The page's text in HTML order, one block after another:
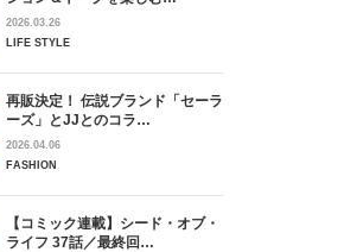
2026.03.26
LIFE STYLE
再販決定！ 伝説ブランド「セーラ
ーズ」とJJとのコラ…
2026.04.06
FASHION
【コミック連載】シード・オブ・
ライフ 37話／最終回…